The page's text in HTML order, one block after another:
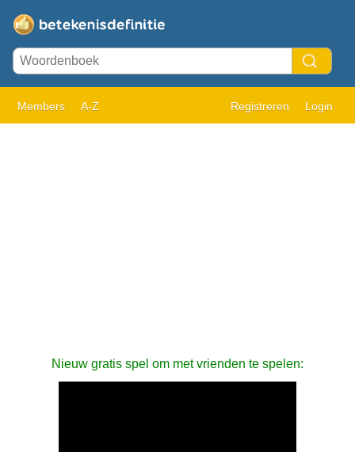
Members A-Z Registreren Login
Nieuw gratis spel om met vrienden te spelen: